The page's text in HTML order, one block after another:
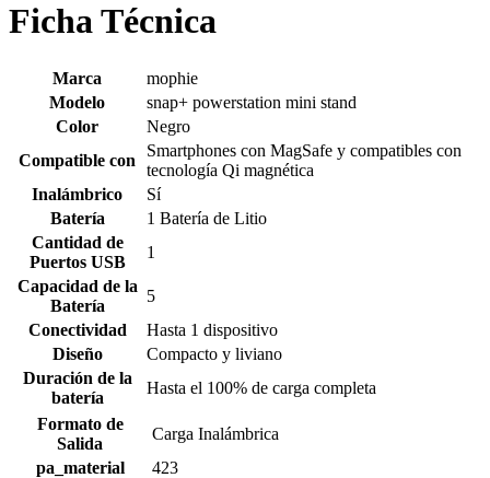
Ficha Técnica
Marca
mophie
Modelo
snap+ powerstation mini stand
Color
Negro
Compatible con
Smartphones con MagSafe y compatibles con
tecnología Qi magnética
Inalámbrico
Sí
Batería
1 Batería de Litio
Cantidad de
Puertos USB
1
Capacidad de la
Batería
5
Conectividad
Hasta 1 dispositivo
Diseño
Compacto y liviano
Duración de la
batería
Hasta el 100% de carga completa
Formato de
Salida
Carga Inalámbrica
pa_material
423